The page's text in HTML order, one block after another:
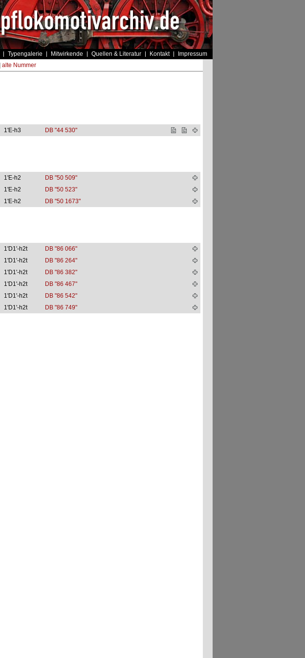
Typengalerie Mitwirkende Quellen & Literatur Kontakt Impressum
alte Nummer
1'E-h3 DB "44 530"
1'E-h2
DB "50 509"
1'E-h2
DB "50 523"
1'E-h2 DB "50 1673"
1'D1'-h2t
DB "86 066"
1'D1'-h2t
DB "86 264"
1'D1'-h2t
DB "86 382"
1'D1'-h2t
DB "86 467"
1'D1'-h2t
DB "86 542"
1'D1'-h2t DB "86 749"